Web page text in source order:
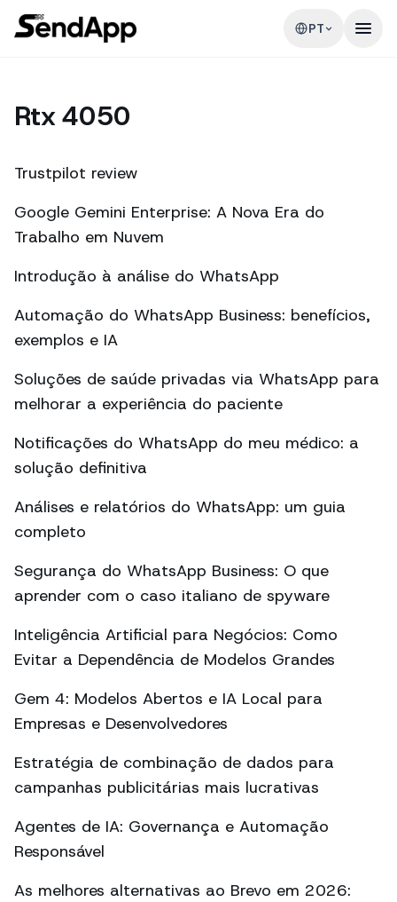
PT
Rtx 4050
Trustpilot review
Google Gemini Enterprise: A Nova Era do
Trabalho em Nuvem
Introdução à análise do WhatsApp
Automação do WhatsApp Business: benefícios,
exemplos e IA
Soluções de saúde privadas via WhatsApp para
melhorar a experiência do paciente
Notificações do WhatsApp do meu médico: a
solução definitiva
Análises e relatórios do WhatsApp: um guia
completo
Segurança do WhatsApp Business: O que
aprender com o caso italiano de spyware
Inteligência Artificial para Negócios: Como
Evitar a Dependência de Modelos Grandes
Gem 4: Modelos Abertos e IA Local para
Empresas e Desenvolvedores
Estratégia de combinação de dados para
campanhas publicitárias mais lucrativas
Agentes de IA: Governança e Automação
Responsável
As melhores alternativas ao Brevo em 2026: